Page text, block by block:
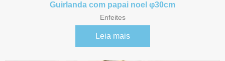
Guirlanda com papai noel φ30cm
Enfeites
Leia mais